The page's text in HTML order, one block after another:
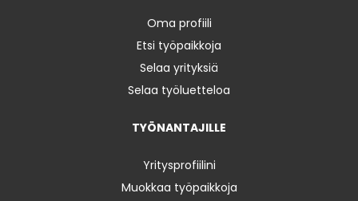
Oma profiili
Etsi työpaikkoja
Selaa yrityksiä
Selaa työluetteloa
TYÖNANTAJILLE
Yritysprofiilini
Muokkaa työpaikkoja